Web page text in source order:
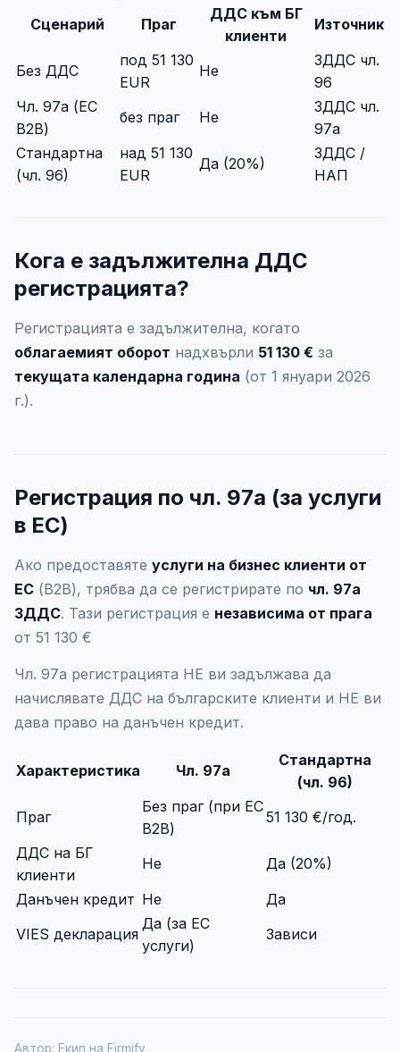
Сценарий Праг
ДДС към БГ
клиенти
Източник
Без ДДС
под 51 130
EUR
Не
ЗДДС чл.
96
Чл. 97а (ЕС
B2B)
без праг Не
ЗДДС чл.
97а
Стандартна
(чл. 96)
над 51 130
EUR
Да (20%)
ЗДДС /
НАП
Кога е задължителна ДДС
регистрацията?
Регистрацията е задължителна, когато
облагаемият оборот надхвърли 51 130 € за
текущата календарна година (от 1 януари 2026
г.).
Регистрация по чл. 97а (за услуги
в ЕС)
Ако предоставяте услуги на бизнес клиенти от
ЕС (B2B), трябва да се регистрирате по чл. 97а
ЗДДС. Тази регистрация е независима от прага
от 51 130 €
Чл. 97а регистрацията НЕ ви задължава да
начислявате ДДС на българските клиенти и НЕ ви
дава право на данъчен кредит.
Характеристика Чл. 97а
Стандартна
(чл. 96)
Праг
Без праг (при ЕС
B2B)
51 130 €/год.
ДДС на БГ
клиенти
Не
Да (20%)
Данъчен кредит Не
Да
VIES декларация
Да (за ЕС
услуги)
Зависи
Автор: Екип на Firmify